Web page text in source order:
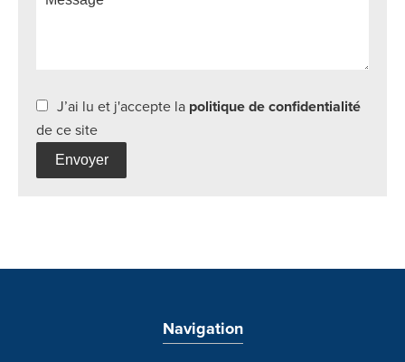
J’ai lu et j'accepte la politique de confidentialité
de ce site
Envoyer
Navigation